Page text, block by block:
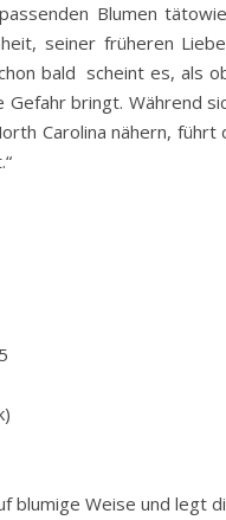
Blumen
seiner früheren
bald scheint es, als
bringt. Während
Carolina nähern,
blumige Weise und legt